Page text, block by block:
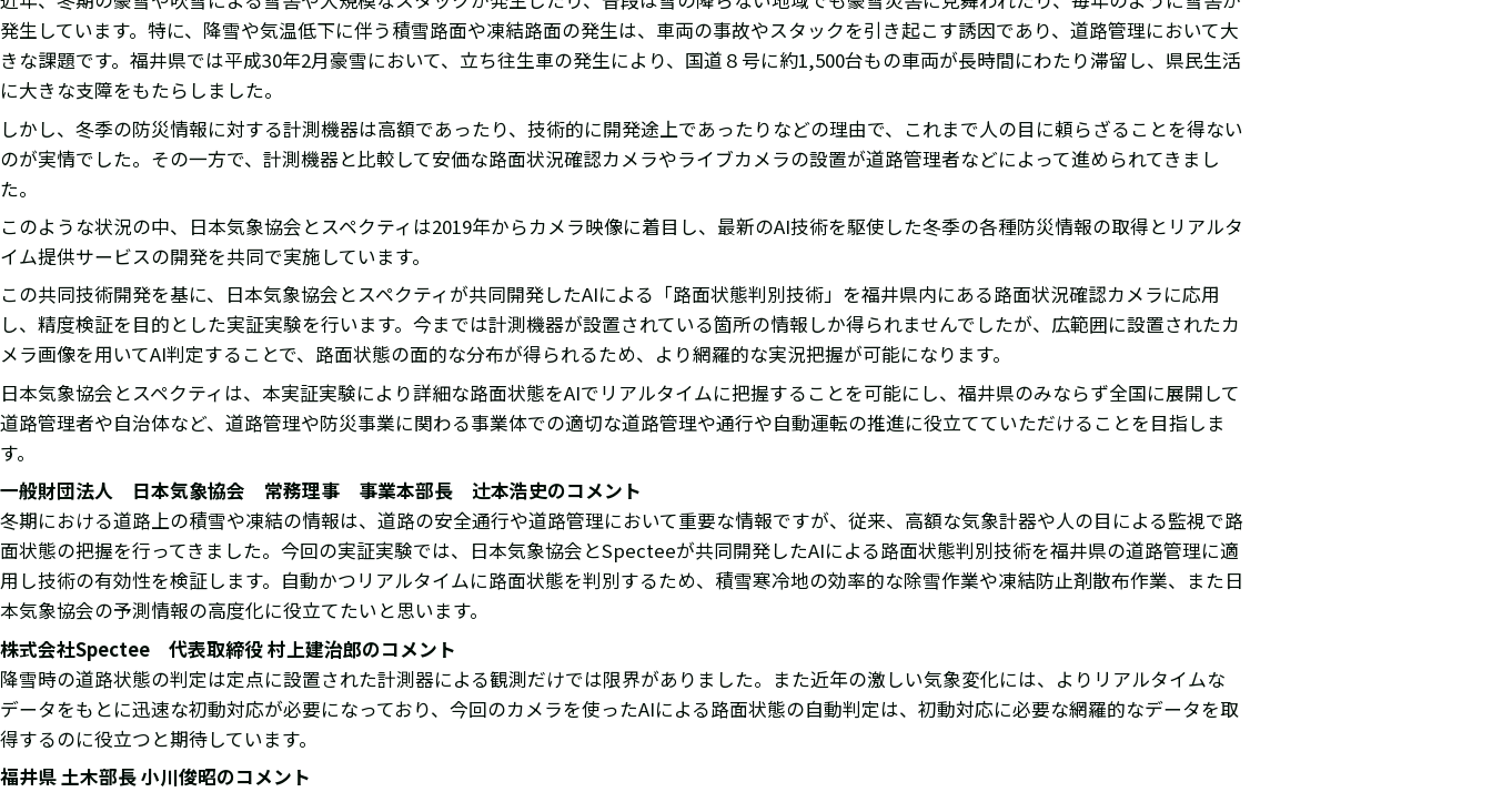
発生しています。特に、降雪や気温低下に伴う積雪路面や凍結路面の発生は、車両の事故やスタックを引き起こす誘因であり、道路管理において大
きな課題です。福井県では平成30年2月豪雪において、立ち往生車の発生により、国道８号に約1,500台もの車両が長時間にわたり滞留し、県民生活
に大きな支障をもたらしました。
しかし、冬季の防災情報に対する計測機器は高額であったり、技術的に開発途上であったりなどの理由で、これまで人の目に頼らざることを得ない
のが実情でした。その一方で、計測機器と比較して安価な路面状況確認カメラやライブカメラの設置が道路管理者などによって進められてきまし
た。
このような状況の中、日本気象協会とスペクティは2019年からカメラ映像に着目し、最新のAI技術を駆使した冬季の各種防災情報の取得とリアルタ
イム提供サービスの開発を共同で実施しています。
この共同技術開発を基に、日本気象協会とスペクティが共同開発したAIによる「路面状態判別技術」を福井県内にある路面状況確認カメラに応用
し、精度検証を目的とした実証実験を行います。今までは計測機器が設置されている箇所の情報しか得られませんでしたが、広範囲に設置されたカ
メラ画像を用いてAI判定することで、路面状態の面的な分布が得られるため、より網羅的な実況把握が可能になります。
日本気象協会とスペクティは、本実証実験により詳細な路面状態をAIでリアルタイムに把握することを可能にし、福井県のみならず全国に展開して
道路管理者や自治体など、道路管理や防災事業に関わる事業体での適切な道路管理や通行や自動運転の推進に役立てていただけることを目指しま
す。
一般財団法人 日本気象協会 常務理事 事業本部長 辻󠄀本浩史のコメント
冬期における道路上の積雪や凍結の情報は、道路の安全通行や道路管理において重要な情報ですが、従来、高額な気象計器や人の目による監視で路
面状態の把握を行ってきました。今回の実証実験では、日本気象協会とSpecteeが共同開発したAIによる路面状態判別技術を福井県の道路管理に適
用し技術の有効性を検証します。自動かつリアルタイムに路面状態を判別するため、積雪寒冷地の効率的な除雪作業や凍結防止剤散布作業、また日
本気象協会の予測情報の高度化に役立てたいと思います。
株式会社Spectee 代表取締役 村上建治郎のコメント
降雪時の道路状態の判定は定点に設置された計測器による観測だけでは限界がありました。また近年の激しい気象変化には、よりリアルタイムな
データをもとに迅速な初動対応が必要になっており、今回のカメラを使ったAIによる路面状態の自動判定は、初動対応に必要な網羅的なデータを取
得するのに役立つと期待しています。
福井県 土木部長 小川俊昭のコメント